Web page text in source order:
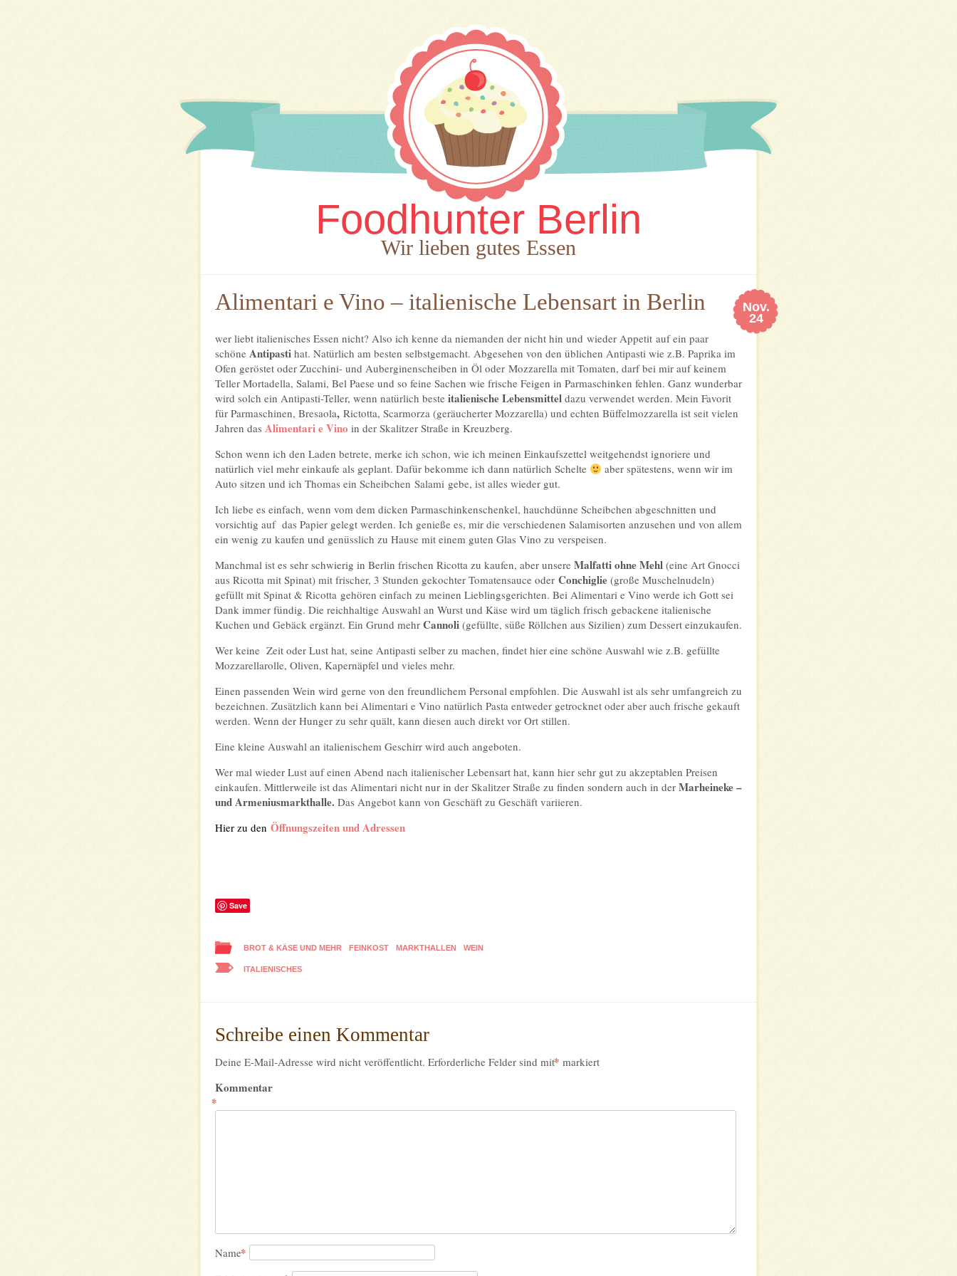
Foodhunter Berlin
Wir lieben gutes Essen
Nov.
24
Alimentari e Vino – italienische Lebensart in Berlin
wer liebt italienisches Essen nicht? Also ich kenne da niemanden der nicht hin und wieder Appetit auf ein paar
schöne Antipasti hat. Natürlich am besten selbstgemacht. Abgesehen von den üblichen Antipasti wie z.B. Paprika im
Ofen geröstet oder Zucchini- und Auberginenscheiben in Öl oder Mozzarella mit Tomaten, darf bei mir auf keinem
Teller Mortadella, Salami, Bel Paese und so feine Sachen wie frische Feigen in Parmaschinken fehlen. Ganz wunderbar
wird solch ein Antipasti-Teller, wenn natürlich beste italienische Lebensmittel dazu verwendet werden. Mein Favorit
für Parmaschinen, Bresaola, Rictotta, Scarmorza (geräucherter Mozzarella) und echten Büffelmozzarella ist seit vielen
Jahren das Alimentari e Vino in der Skalitzer Straße in Kreuzberg.
Schon wenn ich den Laden betrete, merke ich schon, wie ich meinen Einkaufszettel weitgehendst ignoriere und
natürlich viel mehr einkaufe als geplant. Dafür bekomme ich dann natürlich Schelte
aber spätestens, wenn wir im
Auto sitzen und ich Thomas ein Scheibchen Salami gebe, ist alles wieder gut.
Ich liebe es einfach, wenn vom dem dicken Parmaschinkenschenkel, hauchdünne Scheibchen abgeschnitten und
vorsichtig auf das Papier gelegt werden. Ich genieße es, mir die verschiedenen Salamisorten anzusehen und von allem
ein wenig zu kaufen und genüsslich zu Hause mit einem guten Glas Vino zu verspeisen.
Manchmal ist es sehr schwierig in Berlin frischen Ricotta zu kaufen, aber unsere Malfatti ohne Mehl (eine Art Gnocci
aus Ricotta mit Spinat) mit frischer, 3 Stunden gekochter Tomatensauce oder Conchiglie (große Muschelnudeln)
gefüllt mit Spinat & Ricotta gehören einfach zu meinen Lieblingsgerichten. Bei Alimentari e Vino werde ich Gott sei
Dank immer fündig. Die reichhaltige Auswahl an Wurst und Käse wird um täglich frisch gebackene italienische
Kuchen und Gebäck ergänzt. Ein Grund mehr Cannoli (gefüllte, süße Röllchen aus Sizilien) zum Dessert einzukaufen.
Wer keine Zeit oder Lust hat, seine Antipasti selber zu machen, findet hier eine schöne Auswahl wie z.B. gefüllte
Mozzarellarolle, Oliven, Kapernäpfel und vieles mehr.
Einen passenden Wein wird gerne von den freundlichem Personal empfohlen. Die Auswahl ist als sehr umfangreich zu
bezeichnen. Zusätzlich kann bei Alimentari e Vino natürlich Pasta entweder getrocknet oder aber auch frische gekauft
werden. Wenn der Hunger zu sehr quält, kann diesen auch direkt vor Ort stillen.
Eine kleine Auswahl an italienischem Geschirr wird auch angeboten.
Wer mal wieder Lust auf einen Abend nach italienischer Lebensart hat, kann hier sehr gut zu akzeptablen Preisen
einkaufen. Mittlerweile ist das Alimentari nicht nur in der Skalitzer Straße zu finden sondern auch in der Marheineke –
und Armeniusmarkthalle. Das Angebot kann von Geschäft zu Geschäft variieren.
Hier zu den Öffnungszeiten und Adressen
Save
BROT & KÄSE UND MEHR FEINKOST MARKTHALLEN WEIN
ITALIENISCHES
Schreibe einen Kommentar
Deine E-Mail-Adresse wird nicht veröffentlicht. Erforderliche Felder sind mit* markiert
Kommentar
*
Name*